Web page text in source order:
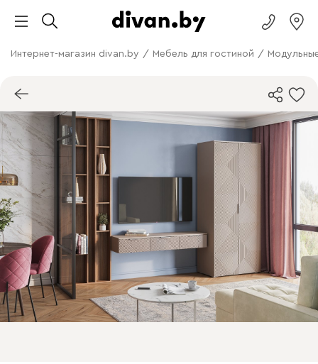
Интернет-магазин divan.by / Мебель для гостиной /